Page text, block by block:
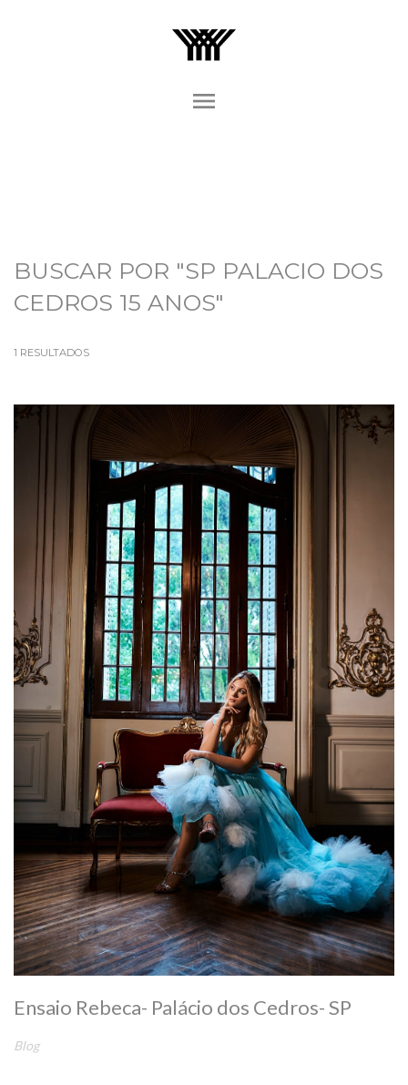
menu
BUSCAR POR "SP PALACIO DOS
CEDROS 15 ANOS"
1 RESULTADOS
Ensaio Rebeca- Palácio dos Cedros- SP
Blog